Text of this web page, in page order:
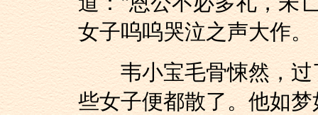
女子呜呜哭泣之声大作。
韦小宝毛骨悚然，过
些女子便都散了。他如